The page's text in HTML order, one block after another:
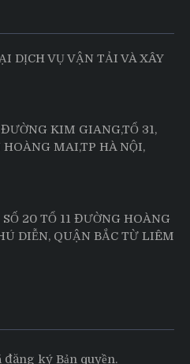
DỊCH VỤ VẬN TẢI VÀ XÂY
KIM GIANG,TỔ 31,
MAI,TP HÀ NỘI,
20 TỔ 11 ĐƯỜNG HOÀNG
DIỄN, QUẬN BẮC TỪ LIÊM
ký Bản quyền.